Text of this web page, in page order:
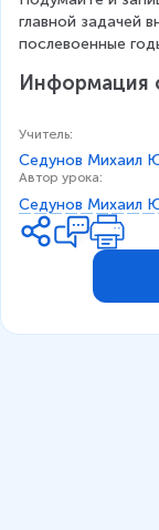
главной задачей
послевоенные
Информация
Учитель:
Седунов Михаил
Автор урока:
Седунов Михаил